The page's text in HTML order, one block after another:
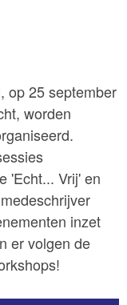
op 25 september
worden
'Echt... Vrij' en
inzet
er volgen de